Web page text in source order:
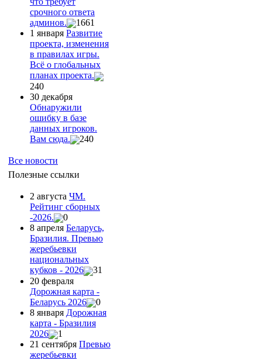
срочного ответа
админов.
1661
1 января Развитие
проекта, изменения
в правилах игры.
Всё о глобальных
планах проекта.
240
30 декабря
Обнаружили
ошибку в базе
данных игроков.
Вам сюда.
240
Все новости
Полезные ссылки
2 августа ЧМ.
Рейтинг сборных
-2026.
0
8 апреля Беларусь,
Бразилия. Превью
жеребьевки
национальных
кубков - 2026
31
20 февраля
Дорожная карта -
Беларусь 2026
0
8 января Дорожная
карта - Бразилия
2026
1
21 сентября Превью
жеребьевки